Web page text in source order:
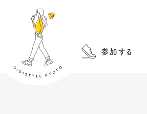
参加する